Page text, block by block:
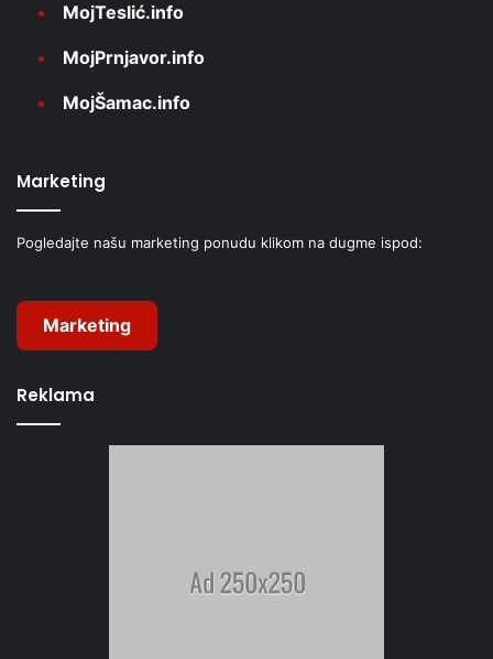
MojTeslić.info
MojPrnjavor.info
MojŠamac.info
Marketing
Pogledajte našu marketing ponudu klikom na dugme ispod:
Marketing
Reklama